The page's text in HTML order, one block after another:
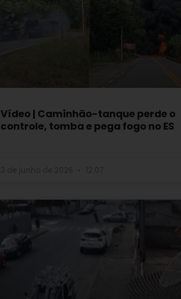
Vídeo | Caminhão-tanque perde o
controle, tomba e pega fogo no ES